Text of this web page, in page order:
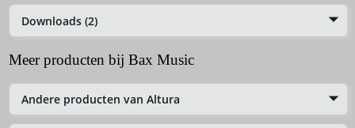
Downloads (2)
Meer producten bij Bax Music
Andere producten van Altura